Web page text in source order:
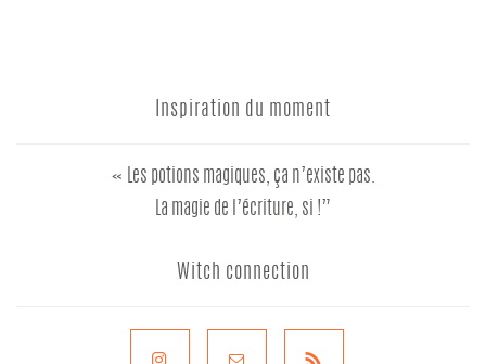
Inspiration du moment
« Les potions magiques, ça n’existe pas.
La magie de l’écriture, si !”
Witch connection